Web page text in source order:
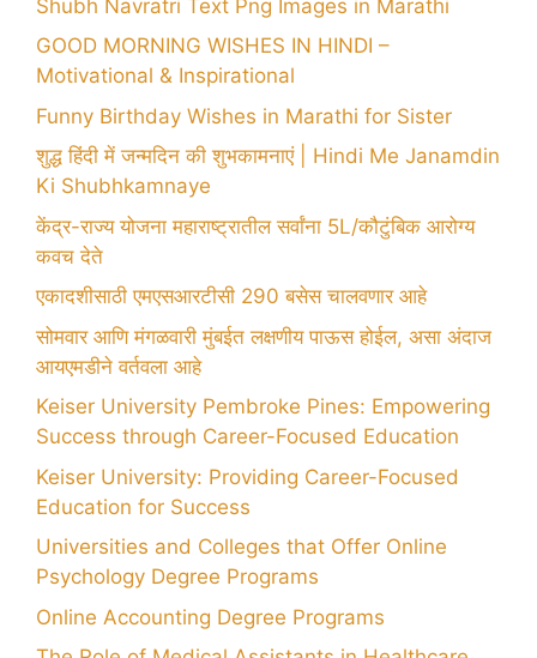
Shubh Navratri Text Png Images in Marathi
GOOD MORNING WISHES IN HINDI –
Motivational & Inspirational
Funny Birthday Wishes in Marathi for Sister
शुद्ध हिंदी में जन्मदिन की शुभकामनाएं | Hindi Me Janamdin
Ki Shubhkamnaye
केंद्र-राज्य योजना महाराष्ट्रातील सर्वांना 5L/कौटुंबिक आरोग्य
कवच देते
एकादशीसाठी एमएसआरटीसी 290 बसेस चालवणार आहे
सोमवार आणि मंगळवारी मुंबईत लक्षणीय पाऊस होईल, असा अंदाज
आयएमडीने वर्तवला आहे
Keiser University Pembroke Pines: Empowering
Success through Career-Focused Education
Keiser University: Providing Career-Focused
Education for Success
Universities and Colleges that Offer Online
Psychology Degree Programs
Online Accounting Degree Programs